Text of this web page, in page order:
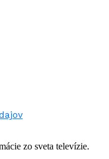
zo sveta televízie.